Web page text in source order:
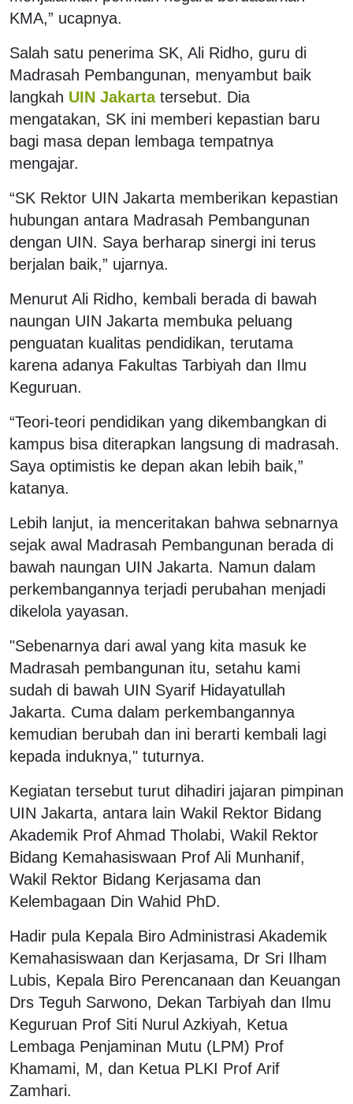
KMA,” ucapnya.
Salah satu penerima SK, Ali Ridho, guru di
Madrasah Pembangunan, menyambut baik
langkah UIN Jakarta tersebut. Dia
mengatakan, SK ini memberi kepastian baru
bagi masa depan lembaga tempatnya
mengajar.
“SK Rektor UIN Jakarta memberikan kepastian
hubungan antara Madrasah Pembangunan
dengan UIN. Saya berharap sinergi ini terus
berjalan baik,” ujarnya.
Menurut Ali Ridho, kembali berada di bawah
naungan UIN Jakarta membuka peluang
penguatan kualitas pendidikan, terutama
karena adanya Fakultas Tarbiyah dan Ilmu
Keguruan.
“Teori-teori pendidikan yang dikembangkan di
kampus bisa diterapkan langsung di madrasah.
Saya optimistis ke depan akan lebih baik,”
katanya.
Lebih lanjut, ia menceritakan bahwa sebnarnya
sejak awal Madrasah Pembangunan berada di
bawah naungan UIN Jakarta. Namun dalam
perkembangannya terjadi perubahan menjadi
dikelola yayasan.
"Sebenarnya dari awal yang kita masuk ke
Madrasah pembangunan itu, setahu kami
sudah di bawah UIN Syarif Hidayatullah
Jakarta. Cuma dalam perkembangannya
kemudian berubah dan ini berarti kembali lagi
kepada induknya," tuturnya.
Kegiatan tersebut turut dihadiri jajaran pimpinan
UIN Jakarta, antara lain Wakil Rektor Bidang
Akademik Prof Ahmad Tholabi, Wakil Rektor
Bidang Kemahasiswaan Prof Ali Munhanif,
Wakil Rektor Bidang Kerjasama dan
Kelembagaan Din Wahid PhD.
Hadir pula Kepala Biro Administrasi Akademik
Kemahasiswaan dan Kerjasama, Dr Sri Ilham
Lubis, Kepala Biro Perencanaan dan Keuangan
Drs Teguh Sarwono, Dekan Tarbiyah dan Ilmu
Keguruan Prof Siti Nurul Azkiyah, Ketua
Lembaga Penjaminan Mutu (LPM) Prof
Khamami, M, dan Ketua PLKI Prof Arif
Zamhari.